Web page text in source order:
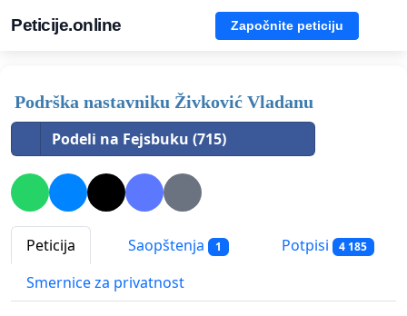
Peticije.online Započnite peticiju
Podrška nastavniku Živković Vladanu
Podeli na Fejsbuku (715)
Peticija Saopštenja 1 Potpisi 4 185
Smernice za privatnost